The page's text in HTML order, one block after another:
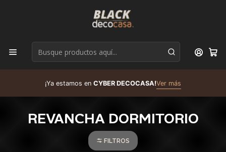
¡Ya estamos en CYBER DECOCASA!Ver más
REVANCHA DORMITORIO
FILTROS